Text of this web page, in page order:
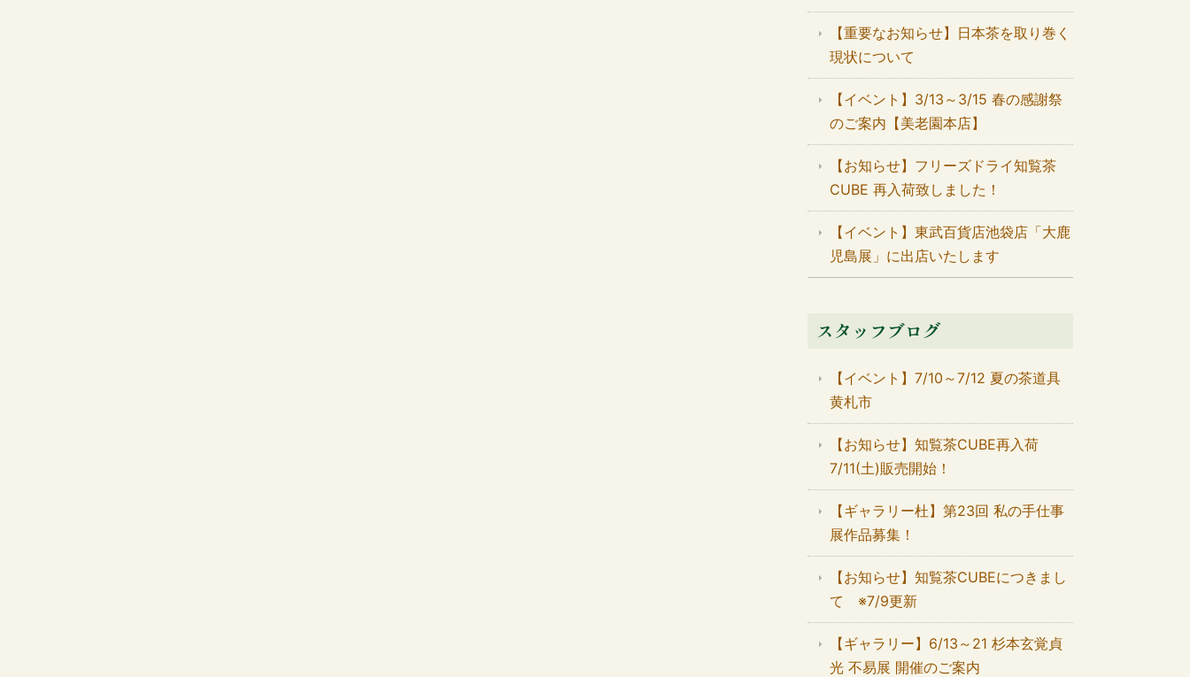
【重要なお知らせ】日本茶を取り巻く
現状について
【イベント】3/13～3/15 春の感謝祭
のご案内【美老園本店】
【お知らせ】フリーズドライ知覧茶
CUBE 再入荷致しました！
【イベント】東武百貨店池袋店「大鹿
児島展」に出店いたします
スタッフブログ
【イベント】7/10～7/12 夏の茶道具
黄札市
【お知らせ】知覧茶CUBE再入荷
7/11(土)販売開始！
【ギャラリー杜】第23回 私の手仕事
展作品募集！
【お知らせ】知覧茶CUBEにつきまし
て ※7/9更新
【ギャラリー】6/13～21 杉本玄覚貞
光 不易展 開催のご案内